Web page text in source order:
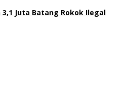
Juta Batang Rokok Ilegal